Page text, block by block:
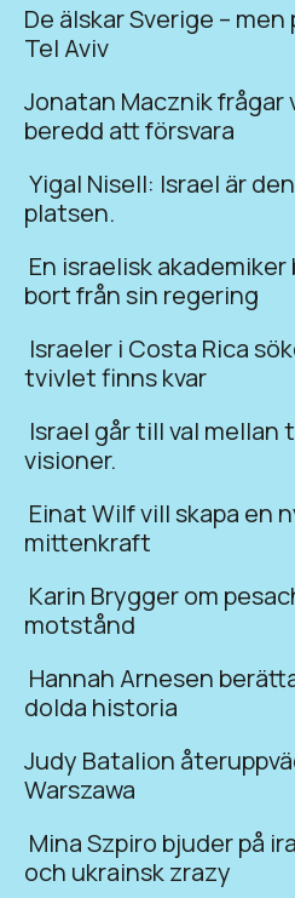
De älskar Sverige –
Tel Aviv
Jonatan Macznik frågar
beredd att försvara
Yigal Nisell: Israel är
platsen.
En israelisk
bort från sin regering
Israeler i Costa Rica
tvivlet finns kvar
Israel går till val mellan
visioner.
Einat Wilf vill skapa en
mittenkraft
Karin Brygger om
motstånd
Hannah Arnesen
dolda historia
Judy Batalion
Warszawa
Mina Szpiro bjuder på
och ukrainsk zrazy